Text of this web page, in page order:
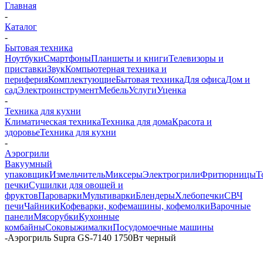
Главная
-
Каталог
-
Бытовая техника
НоутбукиСмартфоныПланшеты и книгиТелевизоры и
приставкиЗвукКомпьютерная техника и
периферияКомплектующиеБытовая техникаДля офисаДом и
садЭлектроинструментМебельУслугиУценка
-
Техника для кухни
Климатическая техникаТехника для домаКрасота и
здоровьеТехника для кухни
-
Аэрогрили
Вакуумный
упаковщикИзмельчительМиксерыЭлектрогрилиФритюрницы
печкиСушилки для овощей и
фруктовПароваркиМультиваркиБлендерыХлебопечкиСВЧ
печиЧайникиКофеварки, кофемашины, кофемолкиВарочные
панелиМясорубкиКухонные
комбайныСоковыжималкиПосудомоечные машины
-Аэрогриль Supra GS-7140 1750Вт черный